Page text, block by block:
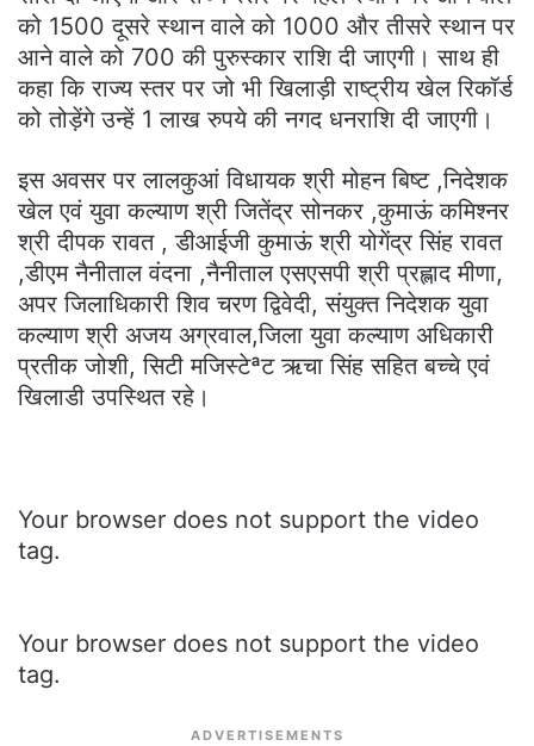
को 1500 दूसरे स्थान वाले को 1000 और तीसरे स्थान पर
आने वाले को 700 की पुरुस्कार राशि दी जाएगी। साथ ही
कहा कि राज्य स्तर पर जो भी खिलाड़ी राष्ट्रीय खेल रिकॉर्ड
को तोड़ेंगे उन्हें 1 लाख रुपये की नगद धनराशि दी जाएगी।
इस अवसर पर लालकुआं विधायक श्री मोहन बिष्ट ,निदेशक
खेल एवं युवा कल्याण श्री जितेंद्र सोनकर ,कुमाऊं कमिश्नर
श्री दीपक रावत , डीआईजी कुमाऊं श्री योगेंद्र सिंह रावत
,डीएम नैनीताल वंदना ,नैनीताल एसएसपी श्री प्रह्लाद मीणा,
अपर जिलाधिकारी शिव चरण द्विवेदी, संयुक्त निदेशक युवा
कल्याण श्री अजय अग्रवाल,जिला युवा कल्याण अधिकारी
प्रतीक जोशी, सिटी मजिस्टेªट ऋचा सिंह सहित बच्चे एवं
खिलाडी उपस्थित रहे।
Your browser does not support the video
tag.
Your browser does not support the video
tag.
ADVERTISEMENTS